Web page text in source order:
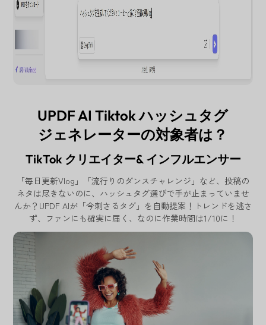
UPDF AI Tiktok ハッシュタグ
ジェネレーターの対象者は？
TikTok クリエイター& インフルエンサー
「毎日更新Vlog」「流行りのダンスチャレンジ」など、投稿の
ネタは尽きないのに、ハッシュタグ選びで手が止まっていませ
んか？UPDF AIが「今刺さるタグ」を自動提案！トレンドを逃さ
ず、ファンにも確実に届く、なのに作業時間は1/10に！